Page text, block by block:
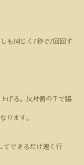
も同じく 7秒で7 回回す
げる。反対側の手で脇
ります。
てできるだけ速く行